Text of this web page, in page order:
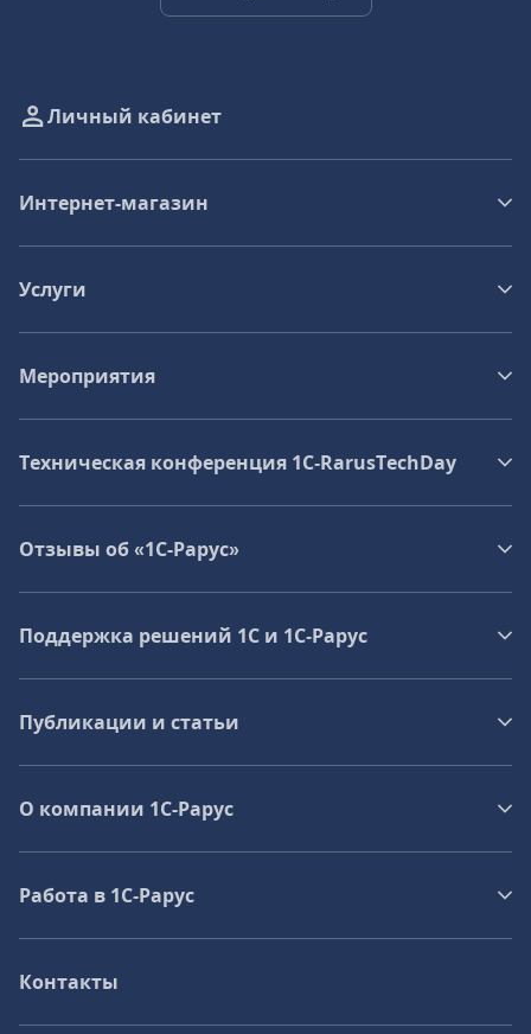
Личный кабинет
Интернет-магазин
Услуги
Мероприятия
Техническая конференция 1C‑RarusTechDay
Отзывы об «1С-Рарус»
Поддержка решений 1С и 1С‑Рарус
Публикации и статьи
О компании 1C-Рарус
Работа в 1С‑Рарус
Контакты